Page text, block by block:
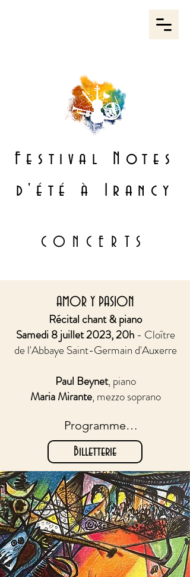
Festival Notes
d'été à Irancy
CONCERTS
AMOR Y PASION
Récital chant & piano
Samedi 8 juillet 2023, 20h- Cloître
de l'Abbaye Saint-Germain d'Auxerre
Paul Beynet, piano
Maria Mirante, mezzo soprano
Programme
Garcia-Lorca, Mélodies
choisies
Obradors, Canciones clásicas
españolas (extraits)
Barbieri, El Barberillo de
Lavapiés
De Falla, Canciónes populares
Billetterie